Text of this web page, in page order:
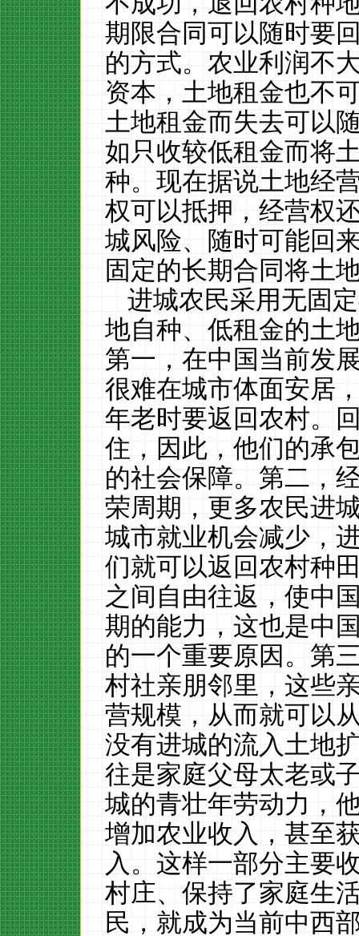
期限合同可以随时要
的方式。农业利润不
资本，土地租金也不
土地租金而失去可以
如只收较低租金而将
种。现在据说土地经
权可以抵押，经营权
城风险、随时可能回
固定的长期合同将土
进城农民采用无固
地自种、低租金的土
第一，在中国当前发
很难在城市体面安居
年老时要返回农村。
住，因此，他们的承
的社会保障。第二，
荣周期，更多农民进
城市就业机会减少，
们就可以返回农村种
之间自由往返，使中
期的能力，这也是中
的一个重要原因。第
村社亲朋邻里，这些
营规模，从而就可以
没有进城的流入土地
往是家庭父母太老或
城的青壮年劳动力，
增加农业收入，甚至
入。这样一部分主要
村庄、保持了家庭生
民，就成为当前中西